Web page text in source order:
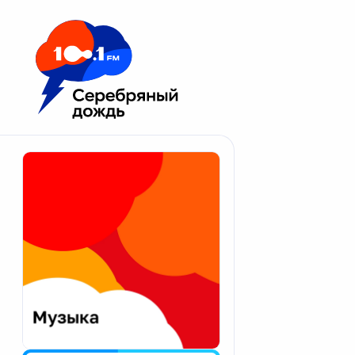
Москва 100.1 FM
Апатиты
Екатеринбург
Калининград
Калуга